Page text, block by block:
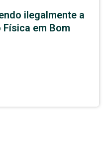
ilegalmente a
em Bom